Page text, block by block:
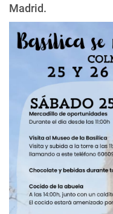
Madrid.